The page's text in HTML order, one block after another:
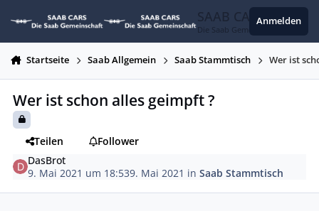
SAAB CARS
Die Saab Gemeinschaft
Anmelden
Startseite Saab Allgemein Saab Stammtisch Wer ist
Wer ist schon alles geimpft ?
Teilen
Follower
DasBrot
9. Mai 2021 um 18:539. Mai 2021 inSaab Stammtisch